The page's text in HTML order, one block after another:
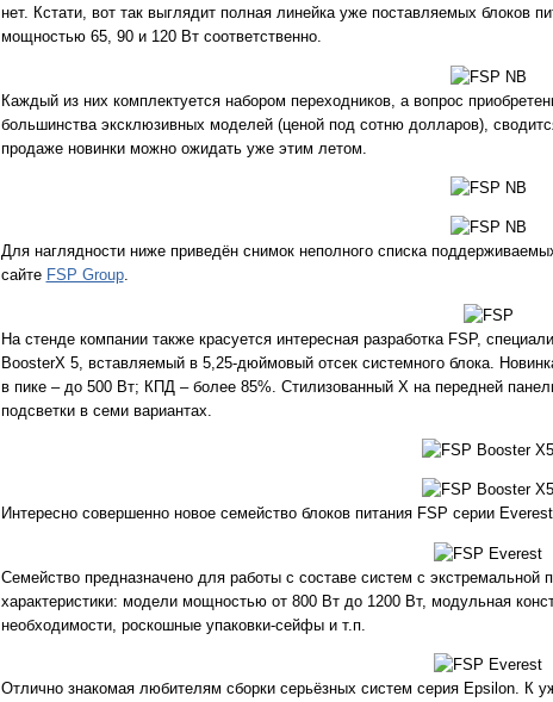
нет. Кстати, вот так выглядит полная линейка уже поставляемых блоков
мощностью 65, 90 и 120 Вт соответственно.
Каждый из них комплектуется набором переходников, а вопрос
большинства эксклюзивных моделей (ценой под сотню долларов),
продаже новинки можно ожидать уже этим летом.
Для наглядности ниже приведён снимок неполного списка
сайте FSP Group.
На стенде компании также красуется интересная разработка FSP,
BoosterX 5, вставляемый в 5,25-дюймовый отсек системного блока.
в пике – до 500 Вт; КПД – более 85%. Стилизованный Х на передней
подсветки в семи вариантах.
Интересно совершенно новое семейство блоков питания FSP серии
Семейство предназначено для работы с составе систем с
характеристики: модели мощностью от 800 Вт до 1200 Вт, модульная
необходимости, роскошные упаковки-сейфы и т.п.
Отлично знакомая любителям сборки серьёзных систем серия Epsilon.